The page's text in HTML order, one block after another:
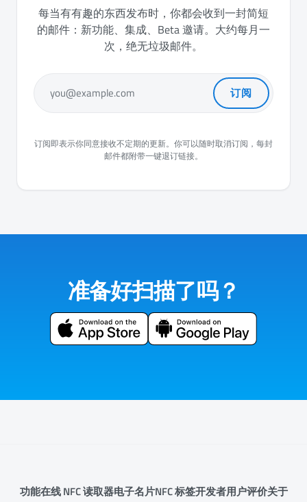
每当有有趣的东西发布时，你都会收到一封简短
的邮件：新功能、集成、Beta 邀请。大约每月一
次，绝无垃圾邮件。
you@example.com 订阅
订阅即表示你同意接收不定期的更新。你可以随时取消订阅，每封
邮件都附带一键退订链接。
准备好扫描了吗？
功能在线 NFC 读取器电子名片NFC 标签开发者用户评价关于